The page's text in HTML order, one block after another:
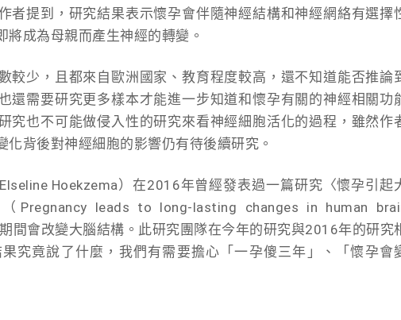
者提到，研究結果表示懷孕會伴隨神經結構和神經網絡有選擇
成為母親而產生神經的轉變。
較少，且都來自歐洲國家、教育程度較高，還不知道能否推論
還需要研究更多樣本才能進一步知道和懷孕有關的神經相關功
究也不可能做侵入性的研究來看神經細胞活化的過程，雖然作
背後對神經細胞的影響仍有待後續研究。
Hoekzema）在2016年曾經發表過一篇研究〈懷孕引起
leads to long-lasting changes in human
間會改變大腦結構。此研究團隊在今年的研究與2016年的研究
究竟說了什麼，我們有需要擔心「一孕傻三年」、「懷孕會